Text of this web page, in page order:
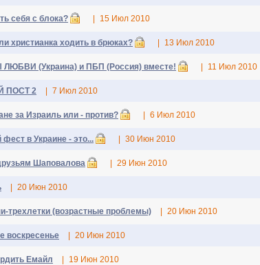
себя с блока? 15 Июл 2010
христианка ходить в брюках? 13 Июл 2010
(Украина) и ПБП (Россия) вместе! 11 Июл 2010
ПОСТ 2 7 Июл 2010
за Израиль или - против? 6 Июл 2010
в Украине - это... 30 Июн 2010
Шаповалова 29 Июн 2010
20 Июн 2010
трехлетки (возрастные проблемы) 20 Июн 2010
воскресенье 20 Июн 2010
Емайл 19 Июн 2010